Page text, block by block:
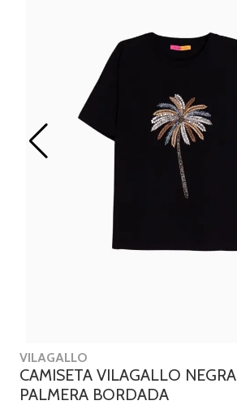
VILAGALLO
CAMISETA VILAGALLO NEGRA
PALMERA BORDADA